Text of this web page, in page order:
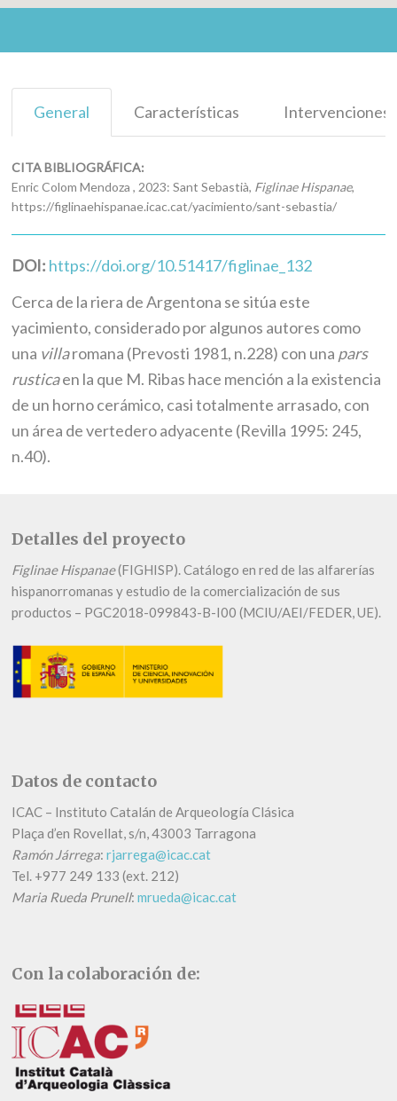
General Características Intervenciones
CITA BIBLIOGRÁFICA:
Enric Colom Mendoza , 2023: Sant Sebastià, Figlinae Hispanae,
https://figlinaehispanae.icac.cat/yacimiento/sant-sebastia/
DOI: https://doi.org/10.51417/figlinae_132
Cerca de la riera de Argentona se sitúa este
yacimiento, considerado por algunos autores como
una villaromana (Prevosti 1981, n.228) con una pars
rusticaen la que M. Ribas hace mención a la existencia
de un horno cerámico, casi totalmente arrasado, con
un área de vertedero adyacente (Revilla 1995: 245,
n.40).
Detalles del proyecto
Figlinae Hispanae(FIGHISP). Catálogo en red de las alfarerías
hispanorromanas y estudio de la comercialización de sus
productos – PGC2018-099843-B-I00 (MCIU/AEI/FEDER, UE).
Datos de contacto
ICAC – Instituto Catalán de Arqueología Clásica
Plaça d’en Rovellat, s/n, 43003 Tarragona
Ramón Járrega:rjarrega@icac.cat
Tel. +977 249 133 (ext. 212)
Maria Rueda Prunell:mrueda@icac.cat
Con la colaboración de: